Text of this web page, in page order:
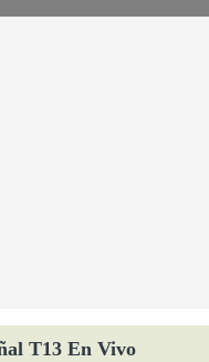
T13 En Vivo